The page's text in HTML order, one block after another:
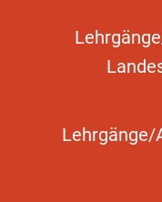
Lehrgänge/